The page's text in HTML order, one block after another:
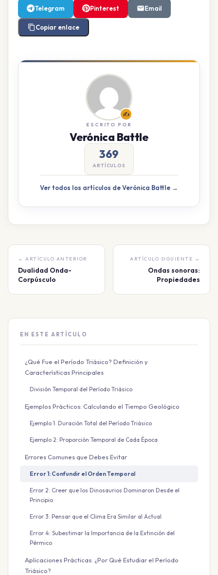
Telegram Pinterest Email
Copiar enlace
✍️
ESCRITO POR
Verónica Battle
369
ARTÍCULOS
Ver todos los artículos de Verónica Battle →
← ARTÍCULO ANTERIOR
Dualidad Onda-
Corpúsculo
ARTÍCULO SIGUIENTE →
Ondas sonoras:
Propiedades
EN ESTE ARTÍCULO
¿Qué Fue el Período Triásico? Definición y
Características Principales
División Temporal del Período Triásico
Ejemplos Prácticos: Calculando el Tiempo Geológico
Ejemplo 1: Duración Total del Período Triásico
Ejemplo 2: Proporción Temporal de Cada Época
Errores Comunes que Debes Evitar
Error 1: Confundir el Orden Temporal
Error 2: Creer que los Dinosaurios Dominaron Desde el
Principio
Error 3: Pensar que el Clima Era Similar al Actual
Error 4: Subestimar la Importancia de la Extinción del
Pérmico
Aplicaciones Prácticas: ¿Por Qué Estudiar el Período
Triásico?